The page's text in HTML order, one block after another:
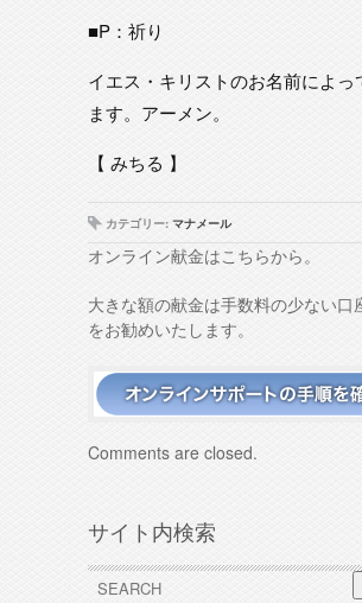
■P：祈り
イエス・キリストのお名前によっ
ます。アーメン。
【 みちる 】
カテゴリー: マナメール
オンライン献金はこちらから。
大きな額の献金は手数料の少ない口
をお勧めいたします。
Comments are closed.
サイト内検索